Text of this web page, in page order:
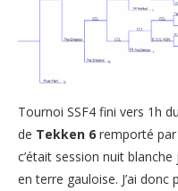
Tournoi SSF4 fini vers 1h
de Tekken 6 remporté par
c’était session nuit
en terre gauloise. J’ai